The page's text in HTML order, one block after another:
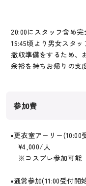
20:00にスタッフ含め完
19:45頃より男女スタ
撤収準備をするため、
余裕を持ちお帰りの支
参加費
▪︎更衣室アーリー(10:00
¥4,000/人
※コスプレ参加可能
▪︎通常参加(11:00受付開